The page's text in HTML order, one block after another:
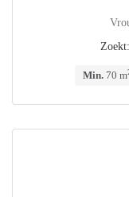
Min. 70 m